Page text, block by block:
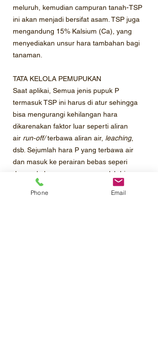
meluruh, kemudian campuran tanah-TSP
ini akan menjadi bersifat asam. TSP juga
mengandung 15% Kalsium (Ca), yang
menyediakan unsur hara tambahan bagi
tanaman.
TATA KELOLA PEMUPUKAN
Saat aplikai, Semua jenis pupuk P
termasuk TSP ini harus di atur sehingga
bisa mengurangi kehilangan hara
dikarenakan faktor luar seperti aliran
air run-off/terbawa aliran air, leaching,
dsb. Sejumlah hara P yang terbawa air
dan masuk ke perairan bebas seperi
danau, kolam penampungan, dsb bisa
menyebabkan timbulnya masalahalgae
booming(tumbuhnya alga/ ganggang
Phone Email